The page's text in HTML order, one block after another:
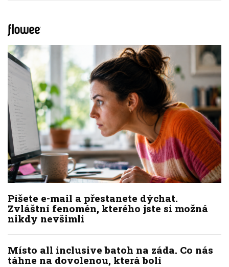
Píšete e-mail a přestanete dýchat.
Zvláštní fenomén, kterého jste si možná
nikdy nevšimli
Místo all inclusive batoh na záda. Co nás
táhne na dovolenou, která bolí